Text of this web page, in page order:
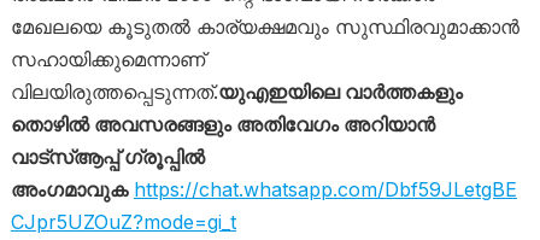
മേഖലയെ കൂടുതൽ കാര്യക്ഷമവും സുസ്ഥിരവുമാക്കാൻ
സഹായിക്കുമെന്നാണ്
വിലയിരുത്തപ്പെടുന്നത്.യുഎഇയിലെ വാർത്തകളും
തൊഴിൽ അവസരങ്ങളും അതിവേഗം അറിയാൻ
വാട്സ്ആപ്പ് ഗ്രൂപ്പിൽ
അംഗമാവുക https://chat.whatsapp.com/Dbf59JLetgBE
CJpr5UZOuZ?mode=gi_t